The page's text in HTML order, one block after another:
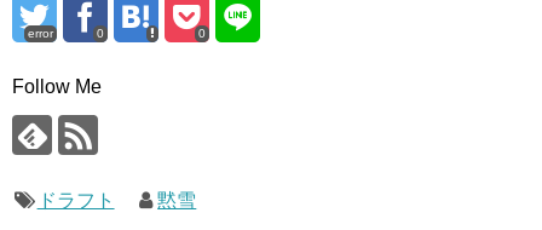
error 0 0
Follow Me
ドラフト 黙雪